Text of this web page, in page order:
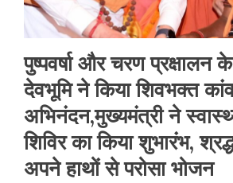
पुष्पवर्षा और चरण प्रक्षालन
देवभूमि ने किया शिवभक्त
अभिनंदन,मुख्यमंत्री ने
शिविर का किया शुभारंभ,
अपने हाथों से परोसा भोजन